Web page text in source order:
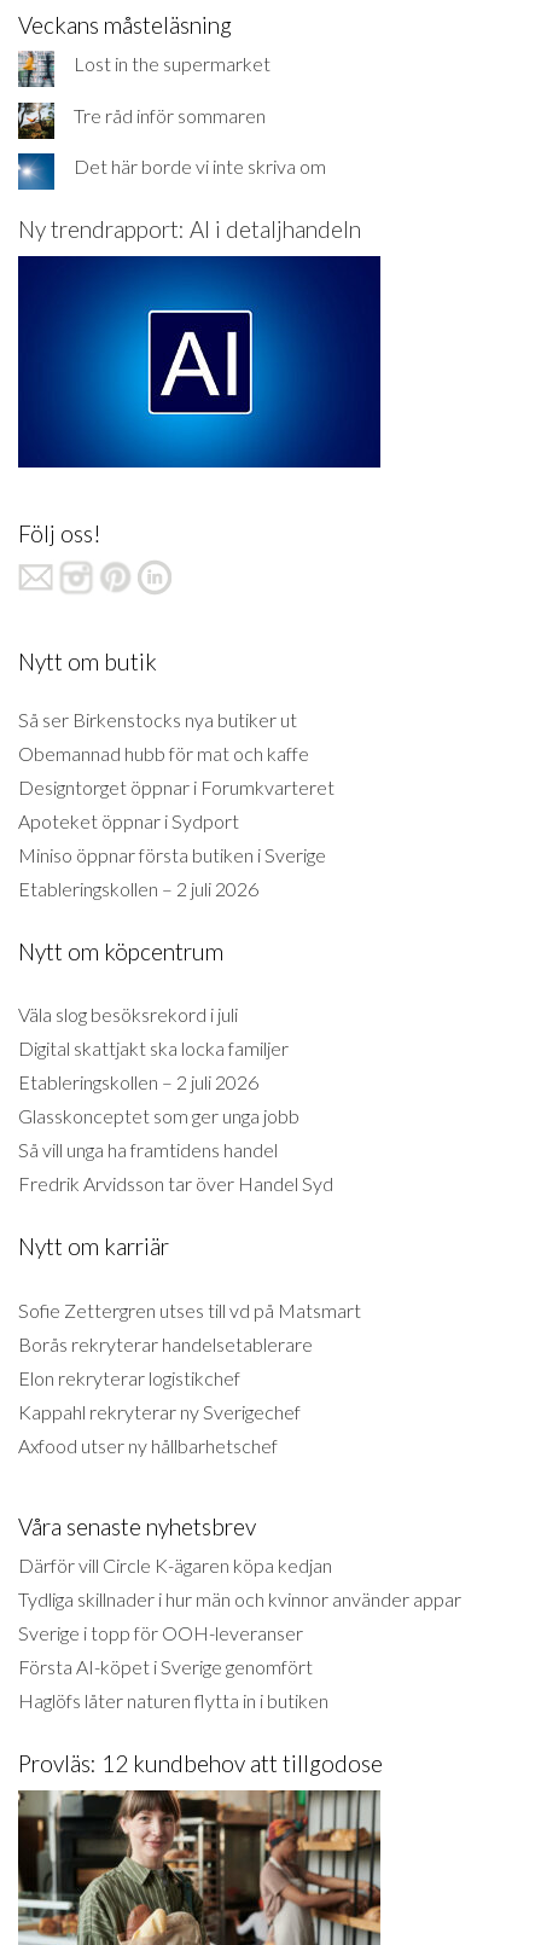
Veckans måsteläsning
Lost in the supermarket
Tre råd inför sommaren
Det här borde vi inte skriva om
Ny trendrapport: AI i detaljhandeln
Följ oss!
Nytt om butik
Så ser Birkenstocks nya butiker ut
Obemannad hubb för mat och kaffe
Designtorget öppnar i Forumkvarteret
Apoteket öppnar i Sydport
Miniso öppnar första butiken i Sverige
Etableringskollen – 2 juli 2026
Nytt om köpcentrum
Väla slog besöksrekord i juli
Digital skattjakt ska locka familjer
Etableringskollen – 2 juli 2026
Glasskonceptet som ger unga jobb
Så vill unga ha framtidens handel
Fredrik Arvidsson tar över Handel Syd
Nytt om karriär
Sofie Zettergren utses till vd på Matsmart
Borås rekryterar handelsetablerare
Elon rekryterar logistikchef
Kappahl rekryterar ny Sverigechef
Axfood utser ny hållbarhetschef
Våra senaste nyhetsbrev
Därför vill Circle K-ägaren köpa kedjan
Tydliga skillnader i hur män och kvinnor använder appar
Sverige i topp för OOH-leveranser
Första AI-köpet i Sverige genomfört
Haglöfs låter naturen flytta in i butiken
Provläs: 12 kundbehov att tillgodose